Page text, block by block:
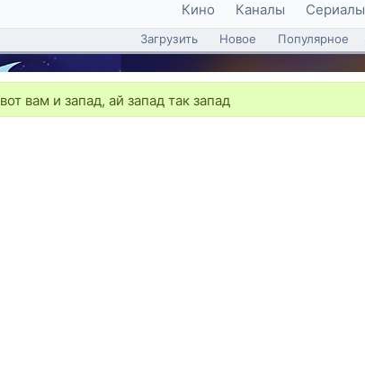
Кино Каналы Сериалы
Загрузить Новое Популярное
вот вам и запад, ай запад так запад